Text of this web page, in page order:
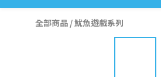
全部商品 /魷魚遊戲系列